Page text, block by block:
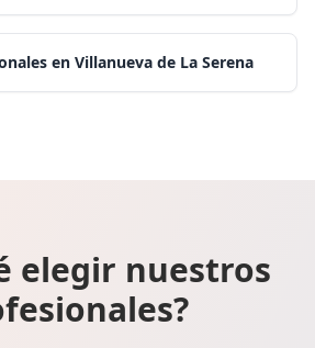
en Villanueva de La Serena
elegir nuestros